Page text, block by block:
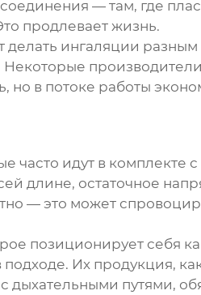
— там, где
продлевает жизнь.
делать ингаляции разным
Некоторые
но в потоке работы
часто идут в комплекте с
длине, остаточное
— это может
позиционирует себя
Их продукция,
дыхательными путями,